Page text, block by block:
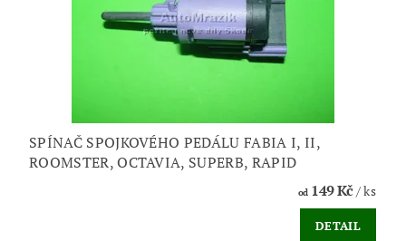
SPÍNAČ SPOJKOVÉHO PEDÁLU FABIA I, II,
ROOMSTER, OCTAVIA, SUPERB, RAPID
od149 Kč/ ks
DETAIL